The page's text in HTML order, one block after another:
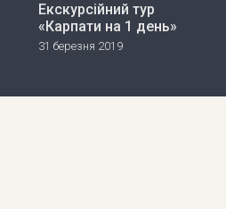
Екскурсійний тур
«Карпати на 1 день»
31 березня 2019